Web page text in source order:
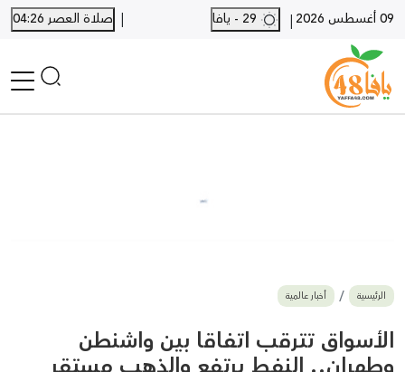
09 أغسطس 2026 |
| صلاة العصر 04:26
بيع وشراء
أخبار القدس
وفيات
المزيد
الرئيسية أخبار عالمية
الأسواق تترقب اتفاقا بين واشنطن